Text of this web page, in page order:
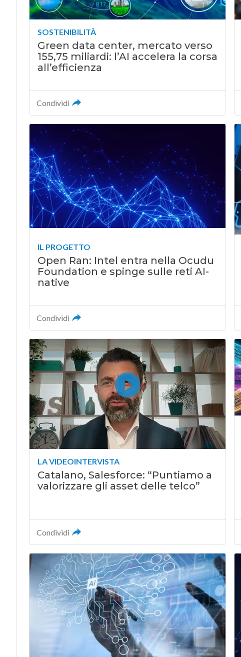
SOSTENIBILITÀ
Green data center, mercato verso
155,75 miliardi: l’AI accelera la corsa
all’efficienza
Condividi
IL PROGETTO
Open Ran: Intel entra nella Ocudu
Foundation e spinge sulle reti AI-
native
Condividi
LA VIDEOINTERVISTA
Catalano, Salesforce: “Puntiamo a
valorizzare gli asset delle telco”
Condividi